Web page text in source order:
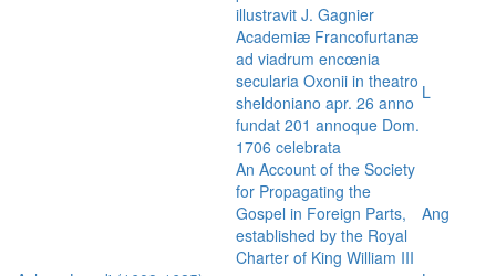
illustravit J. Gagnier
Academiæ Francofurtanæ
ad viadrum encœnia
secularia Oxonii in theatro
sheldoniano apr. 26 anno
fundat 201 annoque Dom.
1706 celebrata
L
An Account of the Society
for Propagating the
Gospel in Foreign Parts,
established by the Royal
Charter of King William III
Ang